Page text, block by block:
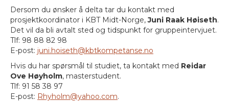
Dersom du ønsker å delta tar du kontakt med
prosjektkoordinator i KBT Midt-Norge,Juni Raak Høiseth.
Det vil da bli avtalt sted og tidspunkt for gruppeintervjuet.
Tlf: 98 88 82 98
E-post: juni.hoiseth@kbtkompetanse.no
Hvis du har spørsmål til studiet, ta kontakt med Reidar
Ove Høyholm, masterstudent.
Tlf: 91 58 38 97
E-post: Rhyholm@yahoo.com.